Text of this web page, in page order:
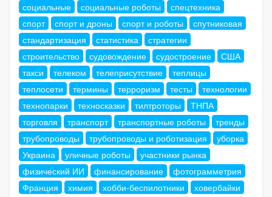
социальные
социальные роботы
спецтехника
спорт
спорт и дроны спорт и роботы
спутниковая
стандартизация
статистика
стратегии
строительство
судовождение судостроение
США
такси
телеком телеприсутствие
теплицы
теплосети
термины терроризм тесты
технологии
технопарки
техносказки тилтроторы
ТНПА
торговля
транспорт транспортные роботы
тренды
трубопроводы
трубопроводы и роботизация
уборка
Украина
уличные роботы
участники рынка
физический ИИ
финансирование
фотограмметрия
Франция
химия хобби-беспилотники
ховербайки